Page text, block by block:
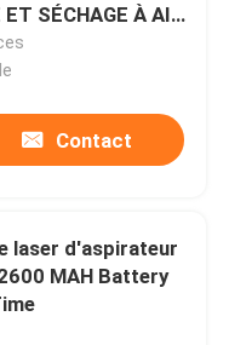
SÉCHAGE À AIR
Contact
laser d'aspirateur
MAH Battery